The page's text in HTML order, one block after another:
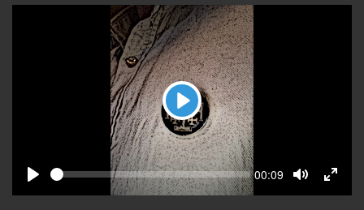
Play
Seek Current
00:09
Mute